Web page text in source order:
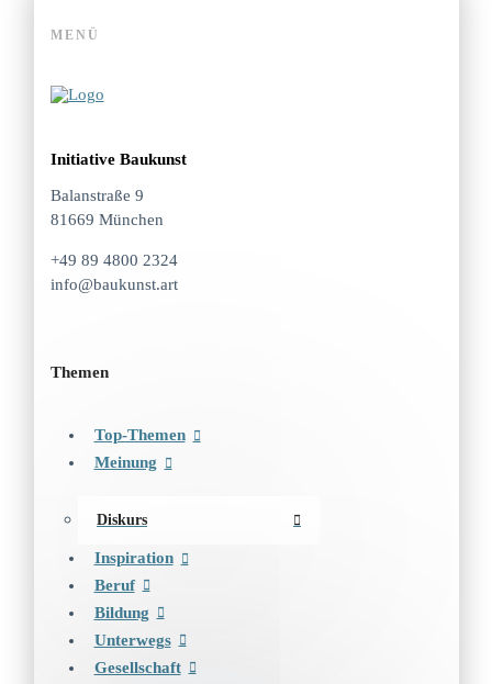
MENÜ
Initiative Baukunst
Balanstraße 9
81669 München
+49 89 4800 2324
info@baukunst.art
Themen
Top-Themen
Meinung
Diskurs
Inspiration
Beruf
Bildung
Unterwegs
Gesellschaft